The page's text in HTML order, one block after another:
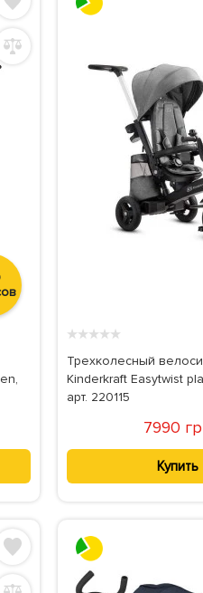
★★★★★
Трехколесный
Kinderkraft Easytwist
арт. 220115
7990
Купить